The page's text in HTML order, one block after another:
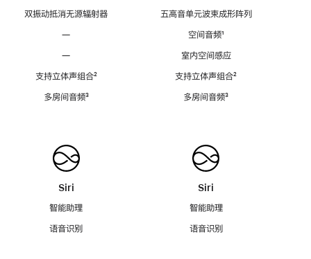
双振动抵消无源辐射器
—
—
支持立体声组合脚
²
多房间音频脚
³
Siri
智能助理
语音识别
五高音单元波束成形阵列
空间音频脚
¹
室内空间感应
支持立体声组合脚
²
多房间音频脚
³
Siri
智能助理
语音识别